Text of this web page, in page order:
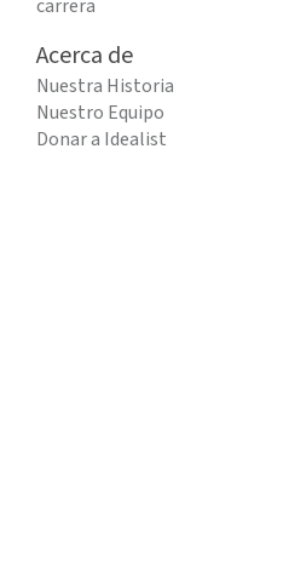
carrera
Acerca de
Nuestra Historia
Nuestro Equipo
Donar a Idealist